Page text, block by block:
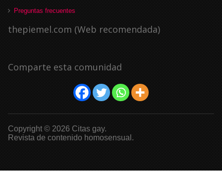
Preguntas frecuentes
thepiemel.com (Web recomendada)
Comparte esta comunidad
Copyright © 2026 Citas gay.
Revista de contenido homosensual.